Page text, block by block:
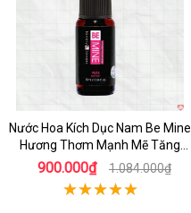
Nước Hoa Kích Dục Nam Be Mine
Hương Thơm Mạnh Mẽ Tăng
Hưng Phấn
900.000₫ 1.084.000₫